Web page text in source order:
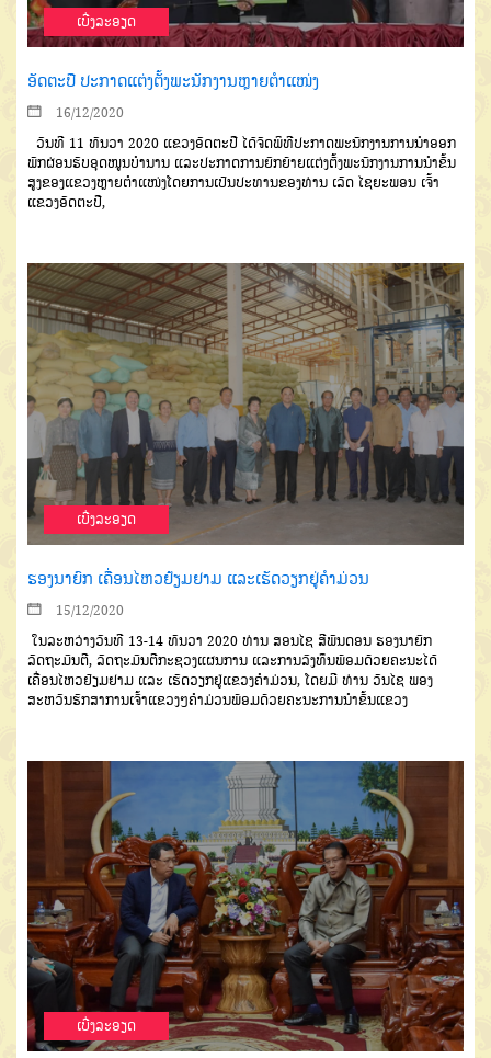
ເບີ່ງລະອຽດ
ອັດຕະປື ປະກາດແຕ່ງຕັ້ງພະນັກງານຫຼາຍຕໍາແໜ່ງ
16/12/2020
ວັນທ 11 ທັນວາ 2020 ແຂວງອັດຕະປື ໄດ້ຈັດພິທີປະກາດພະນັກງານການນໍາອອກ
ພັກຜ່ອນຮັບອຸດໜູນບຳນານ ແລະປະກາດການຍົກຍ້າຍແຕ່ງຕັ້ງພະນັກງານການນຳຂັ້ນ
ສູງຂອງແຂວງຫຼາຍຕໍາແໜ່ງໂດຍການເປັນປະທານຂອງທ່ານ ເລັດ ໄຊຍະພອນ ເຈົ້າ
ແຂວງອັດຕະປື,
ເບີ່ງລະອຽດ
ຮອງນາຍົກ ເຄື່ອນໄຫວຢ້ຽມຢາມ ແລະເຮັດວຽກຢູ່ຄຳມ່ວນ
15/12/2020
ໃນລະຫວ່າງວັນທີ 13-14 ທັນວາ 2020 ທ່ານ ສອນໄຊ ສີພັນດອນ ຮອງນາຍົກ
ລັດຖະມົນຕີ, ລັດຖະມົນຕີກະຊວງແຜນການ ແລະການລົງທຶນພ້ອມດ້ວຍຄະນະໄດ້
ເຄື່ອນໄຫວຢ້ຽມຢາມ ແລະ ເຮັດວຽກຢູ່ແຂວງຄຳມ່ວນ, ໂດຍມີ ທ່ານ ວັນໄຊ ພອງ
ສະຫວັນຮັກສາການເຈົ້າແຂວງໆຄຳມ່ວນພ້ອມດ້ວຍຄະນະການນໍາຂັ້ນແຂວງ
ເບີ່ງລະອຽດ